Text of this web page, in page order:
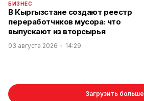
БИЗНЕС
В Кыргызстане создают реестр
переработчиков мусора: что
выпускают из вторсырья
03 августа 2026 14:29
Загрузить больше